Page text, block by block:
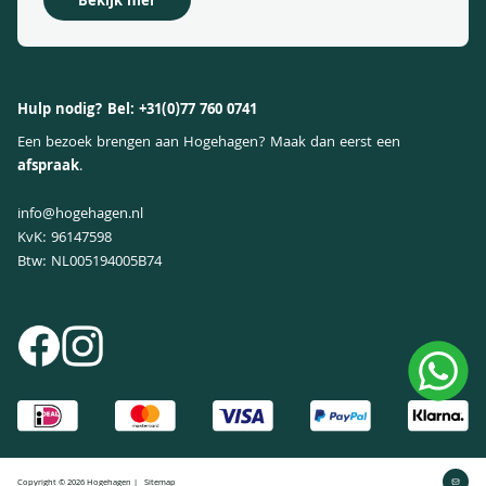
Klachtenregeling
Hulp nodig? Bel: +31(0)77 760 0741
Een bezoek brengen aan Hogehagen? Maak dan eerst een
afspraak.
info@hogehagen.nl
KvK: 96147598
Btw: NL005194005B74
Copyright © 2026 Hogehagen | Sitemap